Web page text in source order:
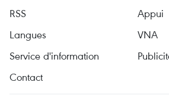
RSS
Appui
Langues
VNA
Service d'information
Contact